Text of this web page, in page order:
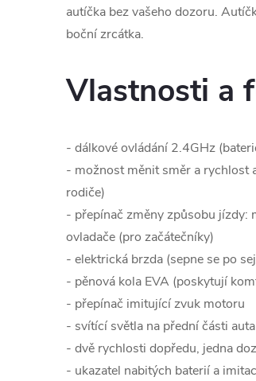
autíčka bez vašeho dozoru.
boční zrcátka.
Vlastnosti a
- dálkové ovládání 2.4GHz
- možnost měnit směr a rychlost
rodiče)
- přepínač změny způsobu jízdy:
ovladače (pro začátečníky)
- elektrická brzda (sepne se po
- pěnová kola EVA (poskytují
- přepínač imitující zvuk motoru
- svítící světla na přední části
- dvě rychlosti dopředu, jedna
- ukazatel nabitých baterií a